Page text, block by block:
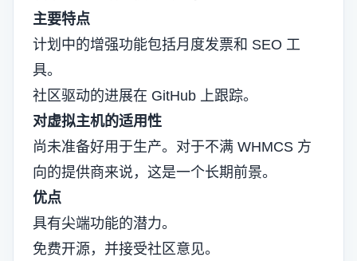
主要特点
计划中的增强功能包括月度发票和 SEO 工
具。
社区驱动的进展在 GitHub 上跟踪。
对虚拟主机的适用性
尚未准备好用于生产。对于不满 WHMCS 方
向的提供商来说，这是一个长期前景。
优点
具有尖端功能的潜力。
免费开源，并接受社区意见。